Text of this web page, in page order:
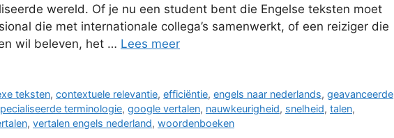
wereld. Of je nu een student bent die Engelse teksten moet
die met internationale collega’s samenwerkt, of een reiziger die
wil beleven, het … Lees meer
teksten,contextuele relevantie,efficiëntie,engels naar nederlands,geavanceerde
terminologie, google vertalen, nauwkeurigheid, snelheid, talen,
, vertalen engels nederland, woordenboeken